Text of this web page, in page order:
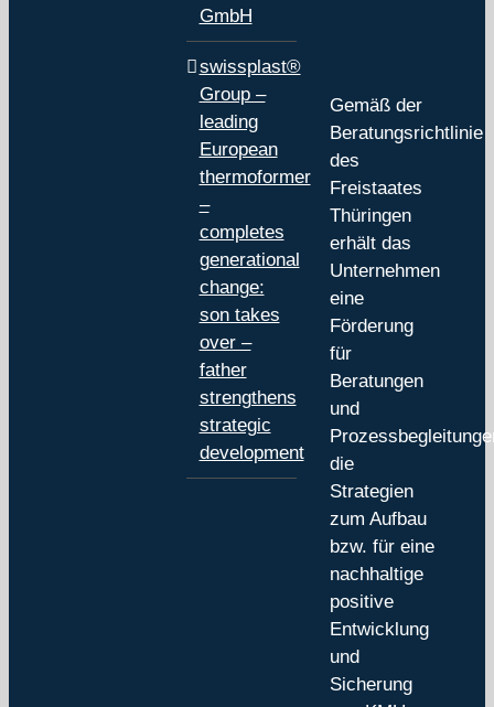
GmbH
swissplast®
Group –
leading
European
thermoformer
–
completes
generational
change:
son takes
over –
father
strengthens
strategic
development
Gemäß der
Beratungsrichtlinie
des
Freistaates
Thüringen
erhält das
Unternehmen
eine
Förderung
für
Beratungen
und
die
Strategien
zum Aufbau
bzw. für eine
nachhaltige
positive
Entwicklung
und
Sicherung